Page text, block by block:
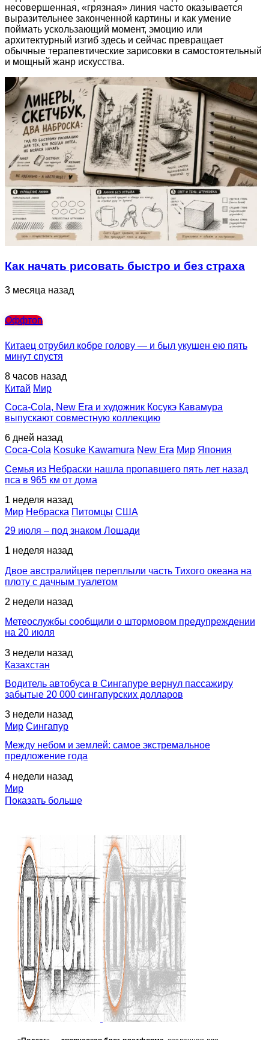
несовершенная, «грязная» линия часто оказывается
выразительнее законченной картины и как умение
поймать ускользающий момент, эмоцию или
архитектурный изгиб здесь и сейчас превращает
обычные терапевтические зарисовки в самостоятельный
и мощный жанр искусства.
Как начать рисовать быстро и без страха
3 месяца назад
Оффтоп
Китаец отрубил кобре голову — и был укушен ею пять
минут спустя
8 часов назад
Китай Мир
Coca-Cola, New Era и художник Косукэ Кавамура
выпускают совместную коллекцию
6 дней назад
Coca-Cola Kosuke Kawamura New Era Мир Япония
Семья из Небраски нашла пропавшего пять лет назад
пса в 965 км от дома
1 неделя назад
Мир Небраска Питомцы США
29 июля – под знаком Лошади
1 неделя назад
Двое австралийцев переплыли часть Тихого океана на
плоту с дачным туалетом
2 недели назад
Метеослужбы сообщили о штормовом предупреждении
на 20 июля
3 недели назад
Казахстан
Водитель автобуса в Сингапуре вернул пассажиру
забытые 20 000 сингапурских долларов
3 недели назад
Мир Сингапур
Между небом и землей: самое экстремальное
предложение года
4 недели назад
Мир
Показать больше